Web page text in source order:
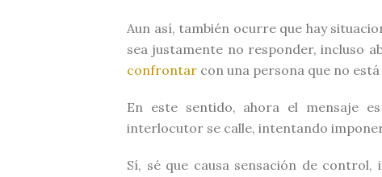
Aun así, también ocurre que hay
sea justamente no responder, incluso
confrontar con una persona que no
En este sentido, ahora el mensaje
interlocutor se calle, intentando
Sí, sé que causa sensación de